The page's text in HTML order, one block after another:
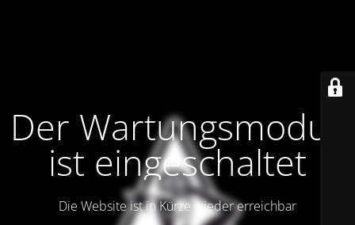
Der Wartungsmodus
ist eingeschaltet
Die Website ist in Kürze wieder erreichbar